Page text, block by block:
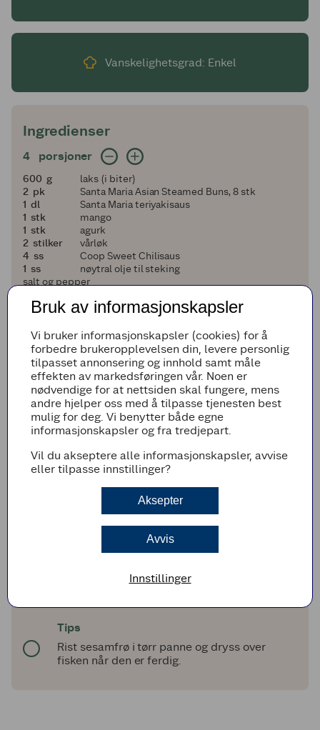
Vanskelighetsgrad: Enkel
Ingredienser
4 porsjoner
4 porsjoner
600
600 g
laks (i biter)
2
2 pk
Santa Maria Asian Steamed Buns, 8 stk
11 dl
Santa Maria teriyakisaus
11 stk
mango
11 stk
agurk
2
2 stilker
vårløk
4
4 ss
Coop Sweet Chilisaus
11 ss
nøytral olje til steking
salt og pepper
Legg til i handleliste
Fremgangsmetode
Sett ovnen på 200 grader.
Krydre laksen med salt og pepper. Pensle
Smør en ildfast form med litt olje, og legg
laksen i formen. Bak laksen i ovnen i 8
minutter.
Skrell og skjær mango og agurk i strimler.
Varm steam buns som vist på pakken.
laks i mindre biter.
Tips
Rist sesamfrø i tørr panne og dryss over
fisken når den er ferdig.
Bruk av informasjonskapsler
Vi bruker informasjonskapsler (cookies) for å
forbedre brukeropplevelsen din, levere personlig
tilpasset annonsering og innhold samt måle
effekten av markedsføringen vår. Noen er
nødvendige for at nettsiden skal fungere, mens
andre hjelper oss med å tilpasse tjenesten best
mulig for deg. Vi benytter både egne
informasjonskapsler og fra tredjepart.
Vil du akseptere alle informasjonskapsler, avvise
eller tilpasse innstillinger?
Aksepter
Avvis
Innstillinger